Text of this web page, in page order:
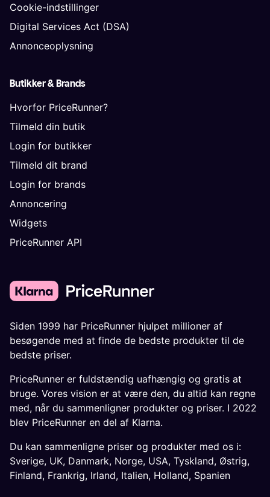
Cookie-indstillinger
Digital Services Act (DSA)
Annonceoplysning
Butikker & Brands
Hvorfor PriceRunner?
Tilmeld din butik
Login for butikker
Tilmeld dit brand
Login for brands
Annoncering
Widgets
PriceRunner API
Siden 1999 har PriceRunner hjulpet millioner af
besøgende med at finde de bedste produkter til de
bedste priser.
PriceRunner er fuldstændig uafhængig og gratis at
bruge. Vores vision er at være den, du altid kan regne
med, når du sammenligner produkter og priser. I 2022
blev PriceRunner en del af Klarna.
Du kan sammenligne priser og produkter med os i:
Sverige, UK, Danmark, Norge, USA, Tyskland, Østrig,
Finland, Frankrig, Irland, Italien, Holland, Spanien